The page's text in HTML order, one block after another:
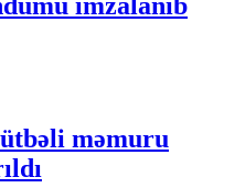
imzalanıb
məmuru